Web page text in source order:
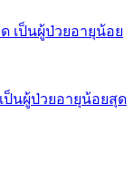
ป็นผู้ป่วยอายุน้อยสุด